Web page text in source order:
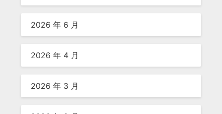
2026 年 6 月
2026 年 4 月
2026 年 3 月